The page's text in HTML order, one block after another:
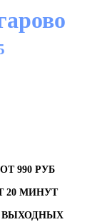
990 РУБ
20 МИНУТ
ВЫХОДНЫХ